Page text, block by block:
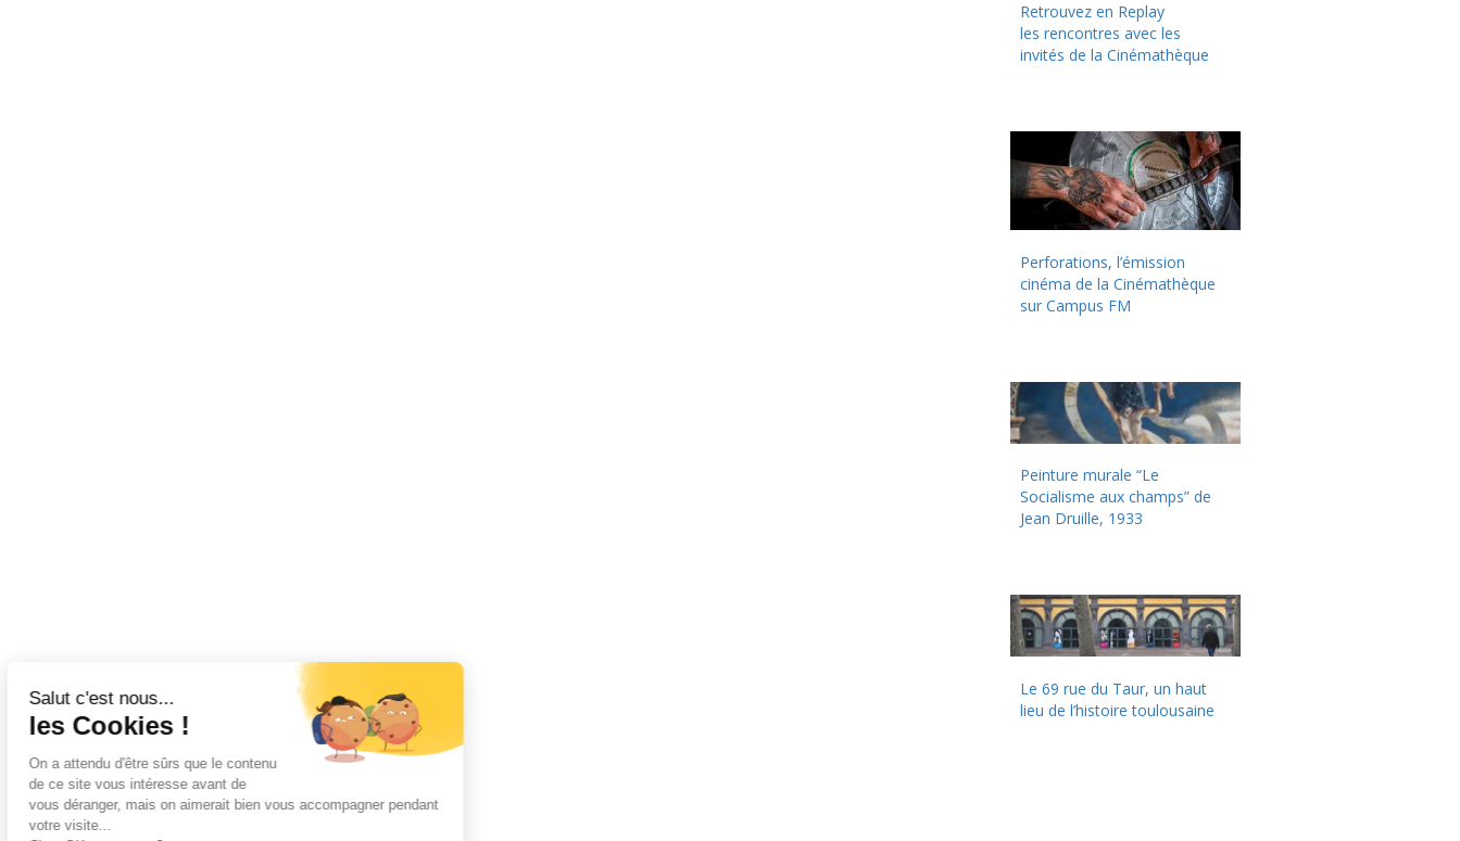
Retrouvez en Replay
les rencontres avec les
invités de la Cinémathèque
Perforations, l’émission
cinéma de la Cinémathèque
sur Campus FM
Peinture murale “Le
Socialisme aux champs” de
Jean Druille, 1933
Le 69 rue du Taur, un haut
lieu de l’histoire toulousaine